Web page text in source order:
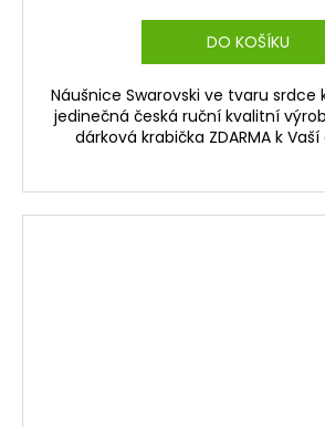
DO KOŠÍKU
Náušnice Swarovski ve tvaru srdce
jedinečná česká ruční kvalitní
dárková krabička ZDARMA k